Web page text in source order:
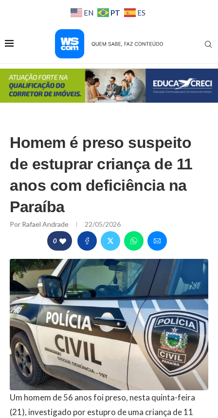
EN PT ES
Homem é preso suspeito
de estuprar criança de 11
anos com deficiência na
Paraíba
Por Rafael Andrade 22/05/2026
0
Um homem de 56 anos foi preso, nesta quinta-feira
(21), investigado por estupro de uma criança de 11